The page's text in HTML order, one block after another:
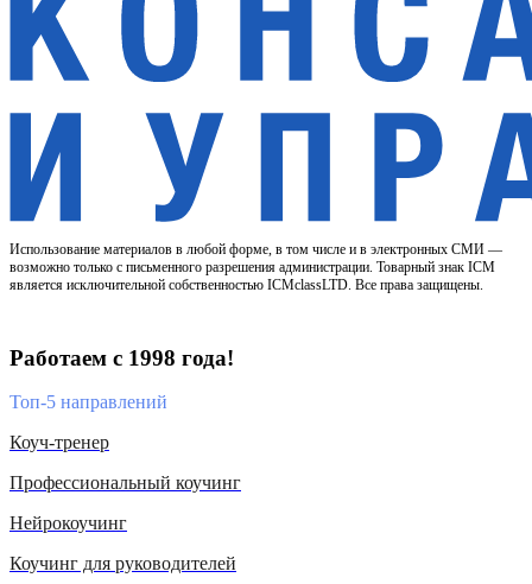
Использование материалов в любой форме, в том числе и в электронных СМИ —
возможно только с письменного разрешения администрации. Товарный знак ICM
является исключительной собственностью ICMclassLTD. Все права защищены.
Работаем с 1998 года!
Топ-5 направлений
Коуч-тренер
Профессиональный коучинг
Нейрокоучинг
Коучинг для руководителей